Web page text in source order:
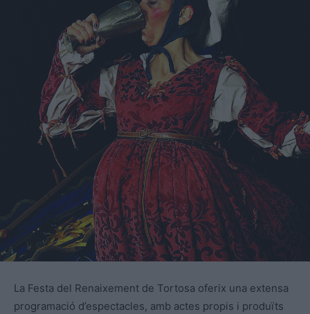
La Festa del Renaixement de Tortosa oferix una extensa
programació d’espectacles, amb actes propis i produïts